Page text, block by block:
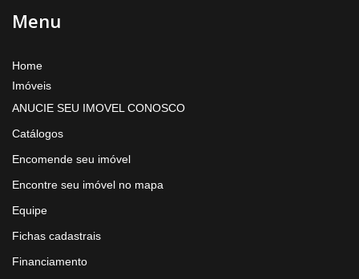
Menu
Home
Imóveis
ANUCIE SEU IMOVEL CONOSCO
Catálogos
Encomende seu imóvel
Encontre seu imóvel no mapa
Equipe
Fichas cadastrais
Financiamento